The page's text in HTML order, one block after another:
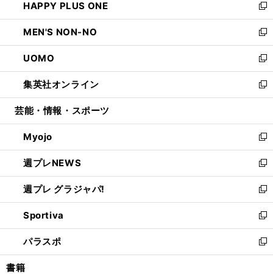
く
で
開
く
ド
ウ
で
開
く
ィ
ン
ド
ウ
で
開
く
い
ウ
ィ
ン
ド
ウ
で
開
HAPPY PLUS ONE
新
し
い
ウ
ィ
ン
ド
ウ
開
く
MEN'S NON-NO
新
し
い
ウ
ィ
ン
ウ
で
開
く
UOMO
新
し
い
ウ
ン
ド
ウ
で
開
く
集英社オンライン
新
し
ウ
ィ
ン
ド
ウ
で
開
く
芸能・情報・スポーツ
Myojo
新
し
い
ウ
ィ
ン
ド
ウ
で
開
週プレNEWS
新
し
い
ウ
ィ
ン
ド
ウ
週プレ グラジャパ!
新
し
い
ウ
ィ
ン
Sportiva
新
し
い
ウ
パラスポ
新
し
書籍